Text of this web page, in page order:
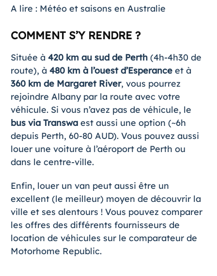
A lire : Météo et saisons en Australie
COMMENT S’Y RENDRE ?
Située à 420 km au sud de Perth(4h-4h30 de
route), à 480 km à l’ouest d’Esperanceet à
360 km de Margaret River, vous pourrez
rejoindre Albany par la route avec votre
véhicule. Si vous n’avez pas de véhicule, le
bus via Transwaest aussi une option (~6h
depuis Perth, 60-80 AUD). Vous pouvez aussi
louer une voiture à l’aéroport de Perth ou
dans le centre-ville.
Enfin, louer un van peut aussi être un
excellent (le meilleur) moyen de découvrir la
ville et ses alentours ! Vous pouvez comparer
les offres des différents fournisseurs de
location de véhicules sur le comparateur de
Motorhome Republic.